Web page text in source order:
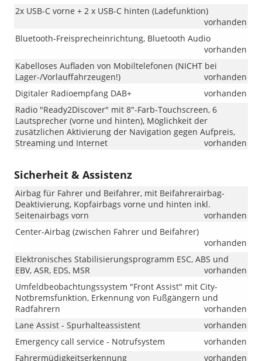
bitten
2x USB-C vorne + 2 x USB-C hinten (Ladefunktion)
vorhanden
Bluetooth-Freisprecheinrichtung, Bluetooth Audio
vorhanden
Kabelloses Aufladen von Mobiltelefonen (NICHT bei
Lager-/Vorlauffahrzeugen!)
vorhanden
Digitaler Radioempfang DAB+
vorhanden
Radio "Ready2Discover" mit 8"-Farb-Touchscreen, 6
Lautsprecher (vorne und hinten), Möglichkeit der
zusätzlichen Aktivierung der Navigation gegen Aufpreis,
Streaming und Internet
vorhanden
Sicherheit & Assistenz
Airbag für Fahrer und Beifahrer, mit Beifahrerairbag-
Deaktivierung, Kopfairbags vorne und hinten inkl.
Seitenairbags vorn
vorhanden
Center-Airbag (zwischen Fahrer und Beifahrer)
vorhanden
Elektronisches Stabilisierungsprogramm ESC, ABS und
EBV, ASR, EDS, MSR
vorhanden
Umfeldbeobachtungssystem "Front Assist" mit City-
Notbremsfunktion, Erkennung von Fußgängern und
Radfahrern
vorhanden
Lane Assist - Spurhalteassistent
vorhanden
Emergency call service - Notrufsystem
vorhanden
Fahrermüdigkeitserkennung
vorhanden